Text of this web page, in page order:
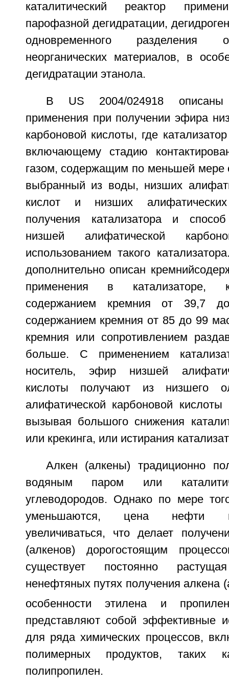
каталитический реактор
парофазной дегидратации,
одновременного разделения
неорганических материалов, в
дегидратации этанола.
В US 2004/024918 описаны
применения при получении эфира
карбоновой кислоты, где
включающему стадию
газом, содержащим по меньшей мере
выбранный из воды, низших
кислот и низших
получения катализатора и
низшей алифатической
использованием такого
дополнительно описан
применения в катализаторе,
содержанием кремния от 39,7
содержанием кремния от 85 до 99
кремния или сопротивлением
больше. С применением
носитель, эфир низшей
кислоты получают из низшего
алифатической карбоновой
вызывая большого снижения
или крекинга, или истирания
Алкен (алкены) традиционно
водяным паром или
углеводородов. Однако по мере
уменьшаются, цена нефти
увеличиваться, что делает
(алкенов) дорогостоящим
существует постоянно
ненефтяных путях получения алкена
особенности этилена и
представляют собой эффективные
для ряда химических процессов,
полимерных продуктов, таких
полипропилен.